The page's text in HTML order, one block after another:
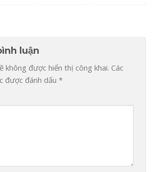
luận
không được hiển thị công khai. Các
được đánh dấu *